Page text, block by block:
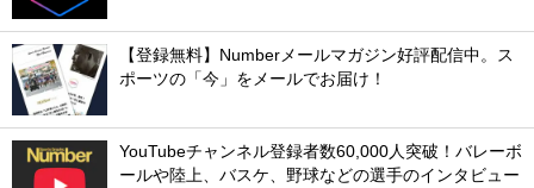
【登録無料】Numberメールマガジン好評配信中。ス
ポーツの「今」をメールでお届け！
YouTubeチャンネル登録者数60,000人突破！バレーボ
ールや陸上、バスケ、野球などの選手のインタビュー